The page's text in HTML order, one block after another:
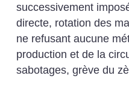
successivement
directe, rotation des
ne refusant aucune
production et de la
sabotages, grève du